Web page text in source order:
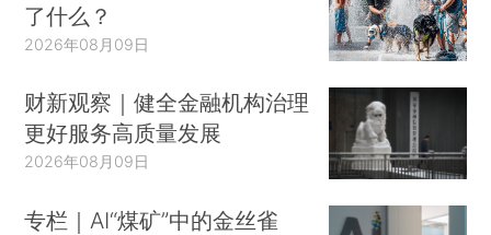
了什么？
2026年08月09日
财新观察｜健全金融机构治理
更好服务高质量发展
2026年08月09日
专栏｜AI“煤矿”中的金丝雀